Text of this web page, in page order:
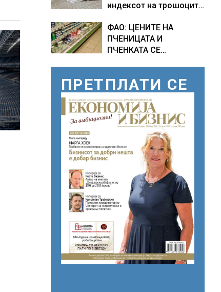
индексот на трошоците
ФАО: ЦЕНИТЕ НА
ПЧЕНИЦАТА И
ПЧЕНКАТА СЕ
бележат пониски цени
ПРЕТПЛАТИ СЕ